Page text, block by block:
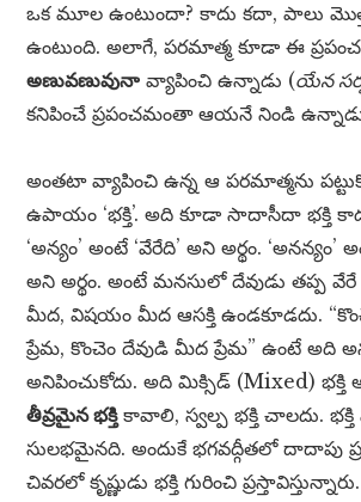
ఒక మూల ఉంటుందా? కాదు కదా, పాలు
ఉంటుంది. అలాగే, పరమాత్మ కూడా ఈ
అణువణువునా వ్యాపించి ఉన్నాడు (యేన
కనిపించే ప్రపంచమంతా ఆయనే నిండి
అంతటా వ్యాపించి ఉన్న ఆ పరమాత్మను
ఉపాయం ‘భక్తి’. అది కూడా సాదాసీదా భక్తి
‘అన్యం’ అంటే ‘వేరేది’ అని అర్థం. ‘అనన్యం’
అని అర్థం. అంటే మనసులో దేవుడు తప్ప వేరే
మీద, విషయం మీద ఆసక్తి ఉండకూడదు.
ప్రేమ, కొంచెం దేవుడి మీద ప్రేమ” ఉంటే అది
అనిపించుకోదు. అది మిక్సిడ్ (Mixed) భక్తి
తీవ్రమైన భక్తికావాలి, స్వల్ప భక్తి చాలదు.
సులభమైనది. అందుకే భగవద్గీతలో దాదాపు
చివరలో కృష్ణుడు భక్తి గురించి